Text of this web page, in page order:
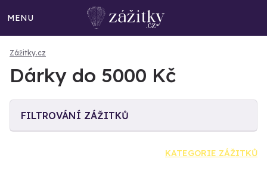
MENU
Zážitky.cz
Dárky do 5000 Kč
FILTROVÁNÍ ZÁŽITKŮ
KATEGORIE ZÁŽITKŮ